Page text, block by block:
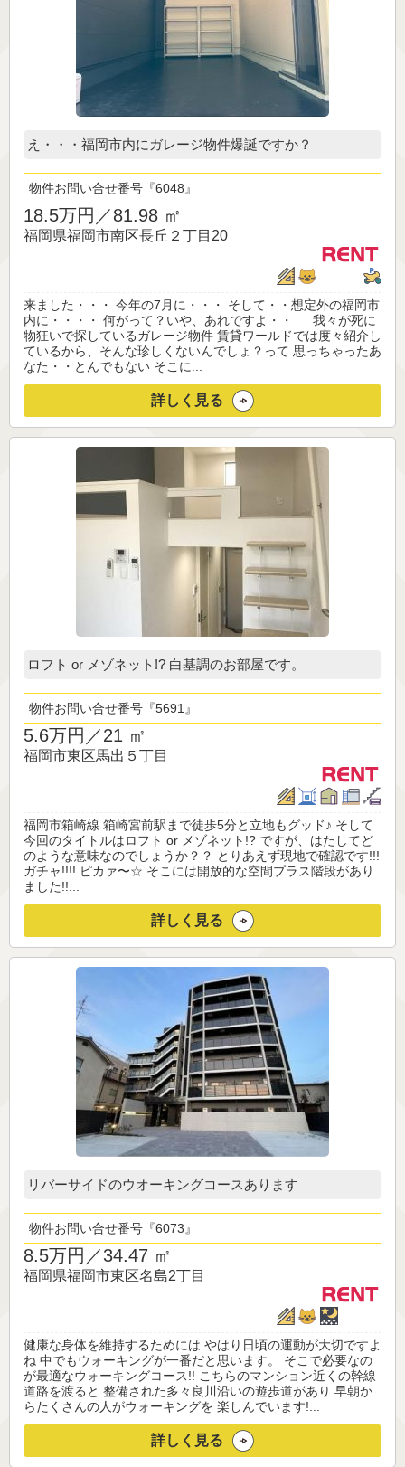
え・・・福岡市内にガレージ物件爆誕ですか？
物件お問い合せ番号 6048
18.5万円／81.98 ㎡
福岡県福岡市南区長丘２丁目20
来ました・・・ 今年の7月に・・・ そして・・想定外の福岡市
内に・・・・ 何がって？いや、あれですよ・・ 我々が死に
物狂いで探しているガレージ物件 賃貸ワールドでは度々紹介し
ているから、そんな珍しくないんでしょ？って 思っちゃったあ
なた・・とんでもない そこに...
詳しく見る
ロフト or メゾネット!? 白基調のお部屋です。
物件お問い合せ番号 5691
5.6万円／21 ㎡
福岡市東区馬出５丁目
福岡市箱崎線 箱崎宮前駅まで徒歩5分と立地もグッド♪ そして
今回のタイトルはロフト or メゾネット!? ですが、はたしてど
のような意味なのでしょうか？？ とりあえず現地で確認です!!!
ガチャ!!!! ピカァ〜☆ そこには開放的な空間プラス階段があり
ました!!...
詳しく見る
リバーサイドのウオーキングコースあります
物件お問い合せ番号 6073
8.5万円／34.47 ㎡
福岡県福岡市東区名島2丁目
健康な身体を維持するためには やはり日頃の運動が大切ですよ
ね 中でもウォーキングが一番だと思います。 そこで必要なの
が最適なウォーキングコース!! こちらのマンション近くの幹線
道路を渡ると 整備された多々良川沿いの遊歩道があり 早朝か
らたくさんの人がウォーキングを 楽しんでいます!...
詳しく見る